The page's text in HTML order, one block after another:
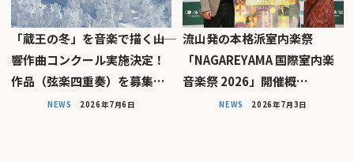
「蔵王の冬」を音楽で描く――山
響作曲コンクール実施決定！
作品（弦楽四重奏）を募集…
NEWS 2026年7月6日
流山発の本格派室内楽祭
「NAGAREYAMA 国際室内楽
音楽祭 2026」開催概…
NEWS 2026年7月3日